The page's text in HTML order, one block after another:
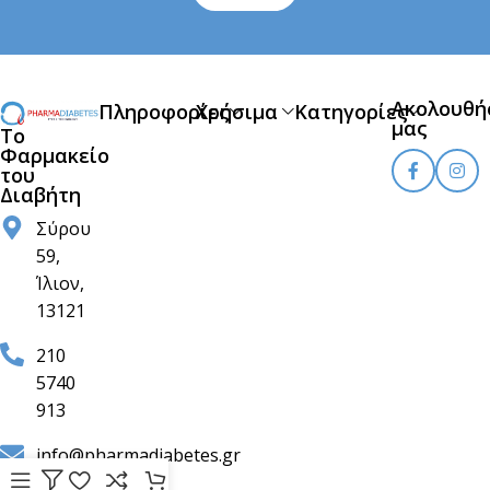
Το
Φαρμακείο
του
Διαβήτη
Σύρου
59,
Ίλιον,
13121
210
5740
913
info@pharmadiabetes.gr
ΠληροφορίεςΧρήσιμα Κατηγορίες
μας